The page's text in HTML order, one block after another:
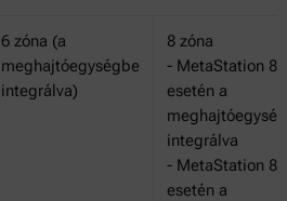
6 zóna (a
meghajtóegységbe
integrálva)
8 zóna
- MetaStation 8E
esetén a
integrálva
- MetaStation 8
esetén a